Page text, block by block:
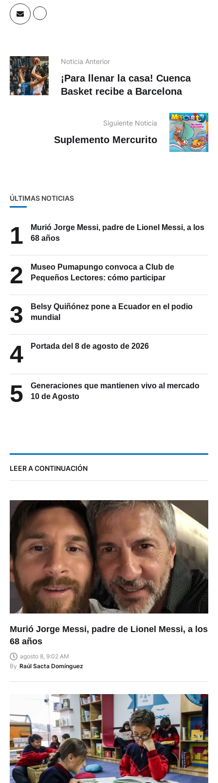
Noticia Anterior
¡Para llenar la casa! Cuenca
Basket recibe a Barcelona
Siguiente Noticia
Suplemento Mercurito
ÚLTIMAS NOTICIAS
1
Murió Jorge Messi, padre de Lionel Messi, a los
68 años
2
Museo Pumapungo convoca a Club de
Pequeños Lectores: cómo participar
3
Belsy Quiñónez pone a Ecuador en el podio
mundial
4 Portada del 8 de agosto de 2026
5
Generaciones que mantienen vivo al mercado
10 de Agosto
LEER A CONTINUACIÓN
Murió Jorge Messi, padre de Lionel Messi, a los
68 años
agosto 8, 9:02 AM
By Raúl Sacta Domínguez